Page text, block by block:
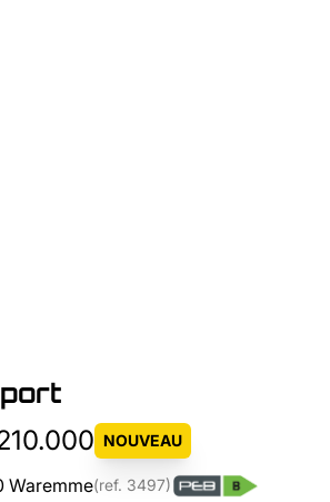
NOUVEAU
Waremme(ref. 3497)